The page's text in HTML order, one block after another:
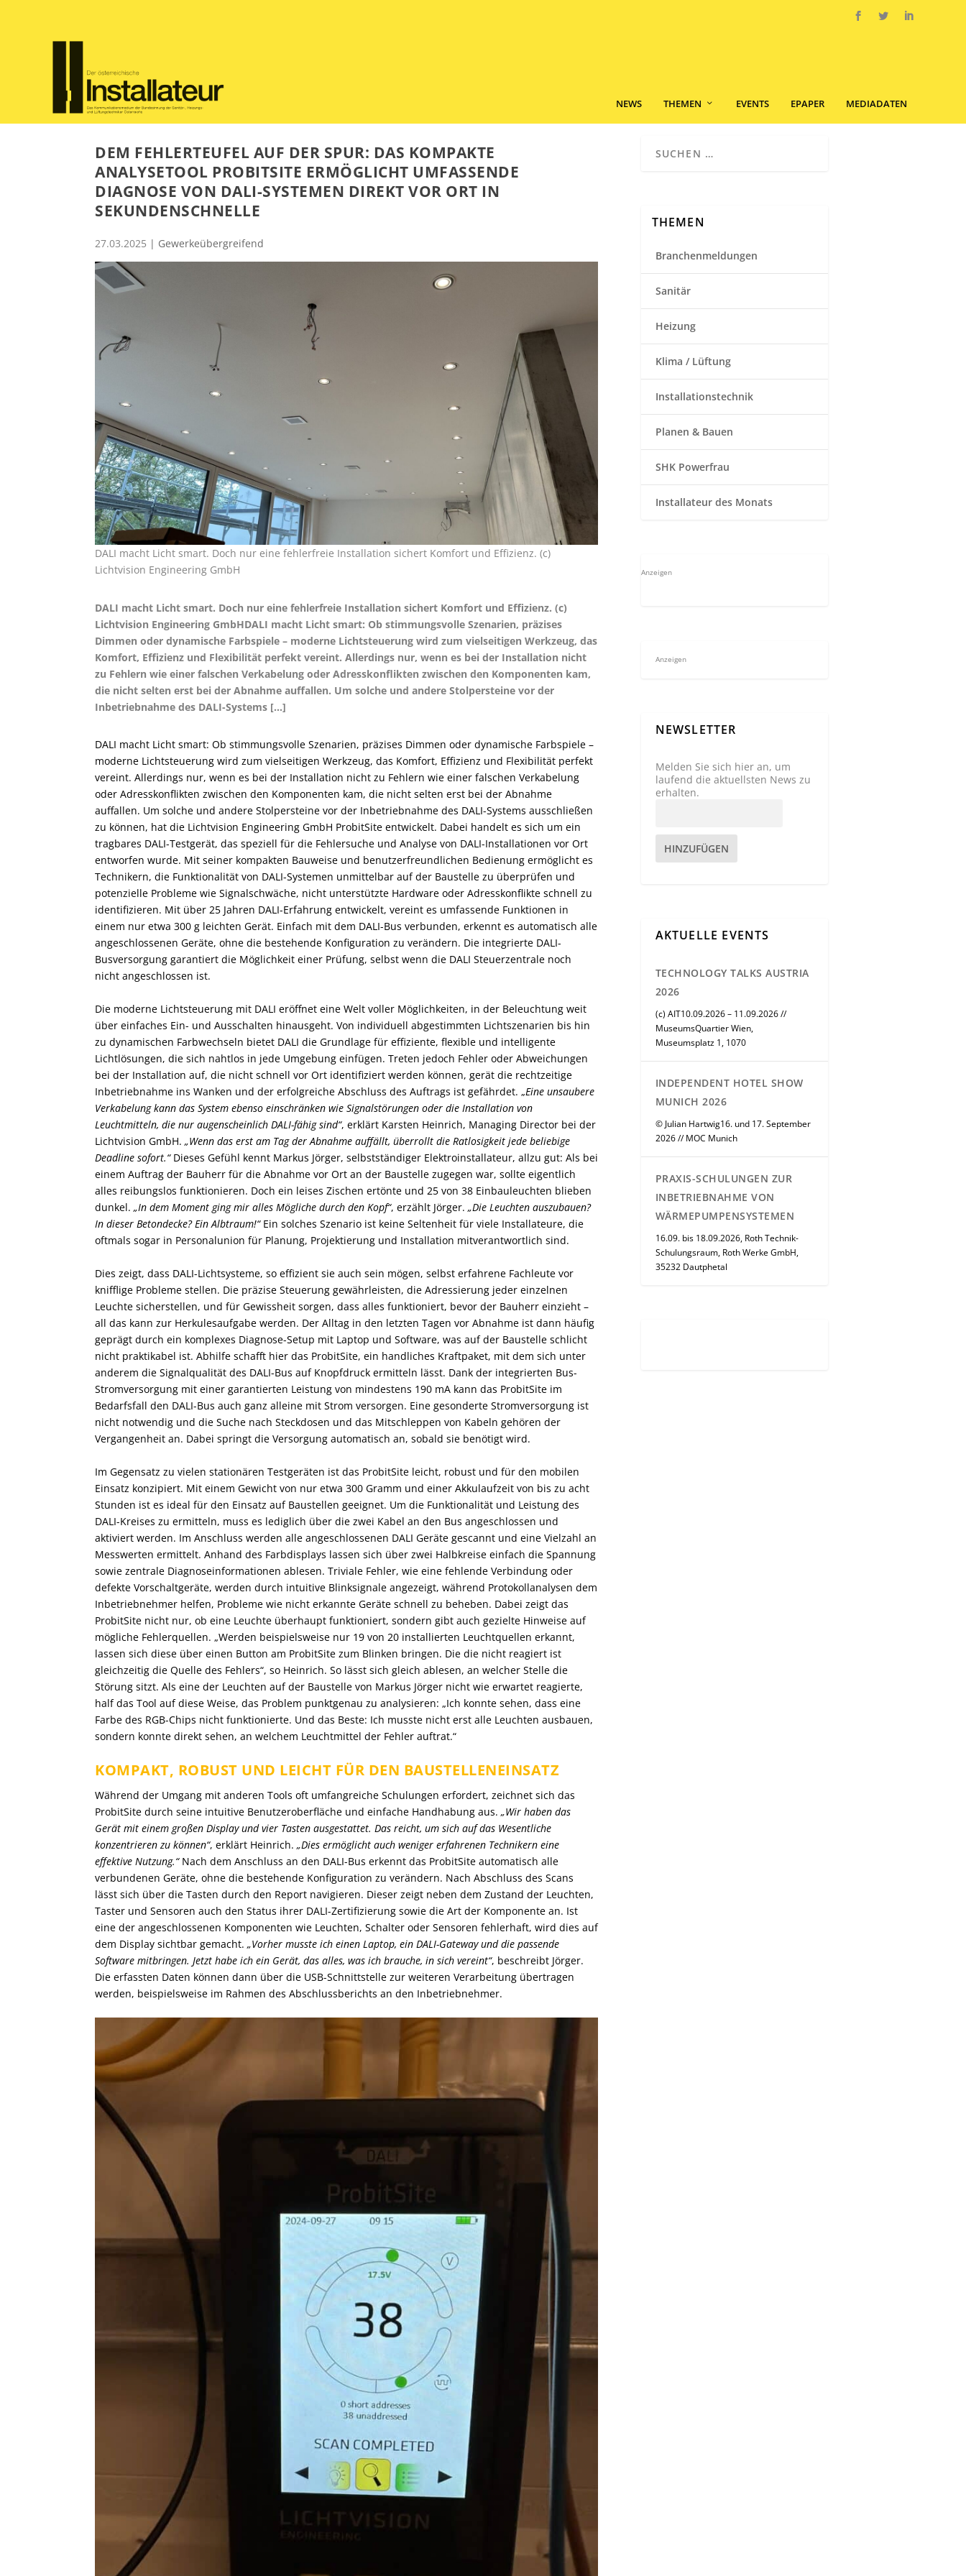
NEWS THEMEN EVENTS EPAPER MEDIADATEN
DEM FEHLERTEUFEL AUF DER SPUR: DAS KOMPAKTE
ANALYSETOOL PROBITSITE ERMÖGLICHT UMFASSENDE
DIAGNOSE VON DALI-SYSTEMEN DIREKT VOR ORT IN
SEKUNDENSCHNELLE
27.03.2025 | Gewerkeübergreifend
DALI macht Licht smart. Doch nur eine fehlerfreie Installation sichert Komfort und Effizienz. (c)
Lichtvision Engineering GmbH
DALI macht Licht smart. Doch nur eine fehlerfreie Installation sichert Komfort und Effizienz. (c)
Lichtvision Engineering GmbHDALI macht Licht smart: Ob stimmungsvolle Szenarien, präzises
Dimmen oder dynamische Farbspiele – moderne Lichtsteuerung wird zum vielseitigen Werkzeug, das
Komfort, Effizienz und Flexibilität perfekt vereint. Allerdings nur, wenn es bei der Installation nicht
zu Fehlern wie einer falschen Verkabelung oder Adresskonflikten zwischen den Komponenten kam,
die nicht selten erst bei der Abnahme auffallen. Um solche und andere Stolpersteine vor der
Inbetriebnahme des DALI-Systems […]
DALI macht Licht smart: Ob stimmungsvolle Szenarien, präzises Dimmen oder dynamische Farbspiele –
moderne Lichtsteuerung wird zum vielseitigen Werkzeug, das Komfort, Effizienz und Flexibilität perfekt
vereint. Allerdings nur, wenn es bei der Installation nicht zu Fehlern wie einer falschen Verkabelung
oder Adresskonflikten zwischen den Komponenten kam, die nicht selten erst bei der Abnahme
auffallen. Um solche und andere Stolpersteine vor der Inbetriebnahme des DALI-Systems ausschließen
zu können, hat die Lichtvision Engineering GmbH ProbitSite entwickelt. Dabei handelt es sich um ein
tragbares DALI-Testgerät, das speziell für die Fehlersuche und Analyse von DALI-Installationen vor Ort
entworfen wurde. Mit seiner kompakten Bauweise und benutzerfreundlichen Bedienung ermöglicht es
Technikern, die Funktionalität von DALI-Systemen unmittelbar auf der Baustelle zu überprüfen und
potenzielle Probleme wie Signalschwäche, nicht unterstützte Hardware oder Adresskonflikte schnell zu
identifizieren. Mit über 25 Jahren DALI-Erfahrung entwickelt, vereint es umfassende Funktionen in
einem nur etwa 300 g leichten Gerät. Einfach mit dem DALI-Bus verbunden, erkennt es automatisch alle
angeschlossenen Geräte, ohne die bestehende Konfiguration zu verändern. Die integrierte DALI-
Busversorgung garantiert die Möglichkeit einer Prüfung, selbst wenn die DALI Steuerzentrale noch
nicht angeschlossen ist.
Die moderne Lichtsteuerung mit DALI eröffnet eine Welt voller Möglichkeiten, in der Beleuchtung weit
über einfaches Ein- und Ausschalten hinausgeht. Von individuell abgestimmten Lichtszenarien bis hin
zu dynamischen Farbwechseln bietet DALI die Grundlage für effiziente, flexible und intelligente
Lichtlösungen, die sich nahtlos in jede Umgebung einfügen. Treten jedoch Fehler oder Abweichungen
bei der Installation auf, die nicht schnell vor Ort identifiziert werden können, gerät die rechtzeitige
Inbetriebnahme ins Wanken und der erfolgreiche Abschluss des Auftrags ist gefährdet. „Eine unsaubere
Verkabelung kann das System ebenso einschränken wie Signalstörungen oder die Installation von
Leuchtmitteln, die nur augenscheinlich DALI-fähig sind“, erklärt Karsten Heinrich, Managing Director bei der
Lichtvision GmbH. „Wenn das erst am Tag der Abnahme auffällt, überrollt die Ratlosigkeit jede beliebige
Deadline sofort.“Dieses Gefühl kennt Markus Jörger, selbstständiger Elektroinstallateur, allzu gut: Als bei
einem Auftrag der Bauherr für die Abnahme vor Ort an der Baustelle zugegen war, sollte eigentlich
alles reibungslos funktionieren. Doch ein leises Zischen ertönte und 25 von 38 Einbauleuchten blieben
dunkel. „In dem Moment ging mir alles Mögliche durch den Kopf“, erzählt Jörger. „Die Leuchten auszubauen?
In dieser Betondecke? Ein Albtraum!“ Ein solches Szenario ist keine Seltenheit für viele Installateure, die
oftmals sogar in Personalunion für Planung, Projektierung und Installation mitverantwortlich sind.
Dies zeigt, dass DALI-Lichtsysteme, so effizient sie auch sein mögen, selbst erfahrene Fachleute vor
knifflige Probleme stellen. Die präzise Steuerung gewährleisten, die Adressierung jeder einzelnen
Leuchte sicherstellen, und für Gewissheit sorgen, dass alles funktioniert, bevor der Bauherr einzieht –
all das kann zur Herkulesaufgabe werden. Der Alltag in den letzten Tagen vor Abnahme ist dann häufig
geprägt durch ein komplexes Diagnose-Setup mit Laptop und Software, was auf der Baustelle schlicht
nicht praktikabel ist. Abhilfe schafft hier das ProbitSite, ein handliches Kraftpaket, mit dem sich unter
anderem die Signalqualität des DALI-Bus auf Knopfdruck ermitteln lässt. Dank der integrierten Bus-
Stromversorgung mit einer garantierten Leistung von mindestens 190 mA kann das ProbitSite im
Bedarfsfall den DALI-Bus auch ganz alleine mit Strom versorgen. Eine gesonderte Stromversorgung ist
nicht notwendig und die Suche nach Steckdosen und das Mitschleppen von Kabeln gehören der
Vergangenheit an. Dabei springt die Versorgung automatisch an, sobald sie benötigt wird.
Im Gegensatz zu vielen stationären Testgeräten ist das ProbitSite leicht, robust und für den mobilen
Einsatz konzipiert. Mit einem Gewicht von nur etwa 300 Gramm und einer Akkulaufzeit von bis zu acht
Stunden ist es ideal für den Einsatz auf Baustellen geeignet. Um die Funktionalität und Leistung des
DALI-Kreises zu ermitteln, muss es lediglich über die zwei Kabel an den Bus angeschlossen und
aktiviert werden. Im Anschluss werden alle angeschlossenen DALI Geräte gescannt und eine Vielzahl an
Messwerten ermittelt. Anhand des Farbdisplays lassen sich über zwei Halbkreise einfach die Spannung
sowie zentrale Diagnoseinformationen ablesen. Triviale Fehler, wie eine fehlende Verbindung oder
defekte Vorschaltgeräte, werden durch intuitive Blinksignale angezeigt, während Protokollanalysen dem
Inbetriebnehmer helfen, Probleme wie nicht erkannte Geräte schnell zu beheben. Dabei zeigt das
ProbitSite nicht nur, ob eine Leuchte überhaupt funktioniert, sondern gibt auch gezielte Hinweise auf
mögliche Fehlerquellen. „Werden beispielsweise nur 19 von 20 installierten Leuchtquellen erkannt,
lassen sich diese über einen Button am ProbitSite zum Blinken bringen. Die die nicht reagiert ist
gleichzeitig die Quelle des Fehlers“, so Heinrich. So lässt sich gleich ablesen, an welcher Stelle die
Störung sitzt. Als eine der Leuchten auf der Baustelle von Markus Jörger nicht wie erwartet reagierte,
half das Tool auf diese Weise, das Problem punktgenau zu analysieren: „Ich konnte sehen, dass eine
Farbe des RGB-Chips nicht funktionierte. Und das Beste: Ich musste nicht erst alle Leuchten ausbauen,
sondern konnte direkt sehen, an welchem Leuchtmittel der Fehler auftrat.“
KOMPAKT, ROBUST UND LEICHT FÜR DEN BAUSTELLENEINSATZ
Während der Umgang mit anderen Tools oft umfangreiche Schulungen erfordert, zeichnet sich das
ProbitSite durch seine intuitive Benutzeroberfläche und einfache Handhabung aus. „Wir haben das
Gerät mit einem großen Display und vier Tasten ausgestattet. Das reicht, um sich auf das Wesentliche
konzentrieren zu können“, erklärt Heinrich. „Dies ermöglicht auch weniger erfahrenen Technikern eine
effektive Nutzung.“Nach dem Anschluss an den DALI-Bus erkennt das ProbitSite automatisch alle
verbundenen Geräte, ohne die bestehende Konfiguration zu verändern. Nach Abschluss des Scans
lässt sich über die Tasten durch den Report navigieren. Dieser zeigt neben dem Zustand der Leuchten,
Taster und Sensoren auch den Status ihrer DALI-Zertifizierung sowie die Art der Komponente an. Ist
eine der angeschlossenen Komponenten wie Leuchten, Schalter oder Sensoren fehlerhaft, wird dies auf
dem Display sichtbar gemacht. „Vorher musste ich einen Laptop, ein DALI-Gateway und die passende
Software mitbringen. Jetzt habe ich ein Gerät, das alles, was ich brauche, in sich vereint“, beschreibt Jörger.
Die erfassten Daten können dann über die USB-Schnittstelle zur weiteren Verarbeitung übertragen
werden, beispielsweise im Rahmen des Abschlussberichts an den Inbetriebnehmer.
THEMEN
Branchenmeldungen
Sanitär
Heizung
Klima / Lüftung
Installationstechnik
Planen & Bauen
SHK Powerfrau
Installateur des Monats
Anzeigen
Anzeigen
NEWSLETTER
Melden Sie sich hier an, um
laufend die aktuellsten News zu
erhalten.
HINZUFÜGEN
AKTUELLE EVENTS
TECHNOLOGY TALKS AUSTRIA
2026
(c) AIT10.09.2026 – 11.09.2026 //
MuseumsQuartier Wien,
Museumsplatz 1, 1070
INDEPENDENT HOTEL SHOW
MUNICH 2026
© Julian Hartwig16. und 17. September
2026 // MOC Munich
PRAXIS-SCHULUNGEN ZUR
INBETRIEBNAHME VON
WÄRMEPUMPENSYSTEMEN
16.09. bis 18.09.2026, Roth Technik-
Schulungsraum, Roth Werke GmbH,
35232 Dautphetal